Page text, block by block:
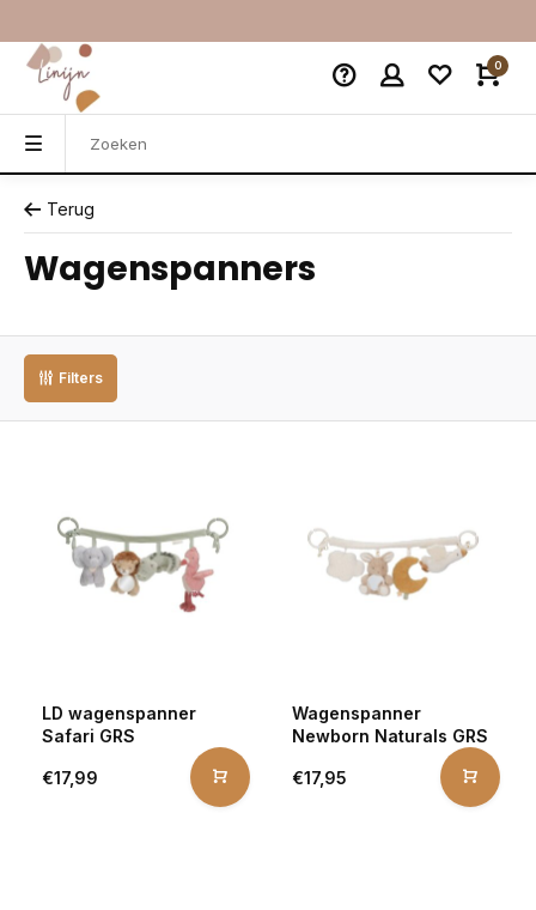
0
Terug
Wagenspanners
Filters
LD wagenspanner
Safari GRS
€17,99
Wagenspanner
Newborn Naturals GRS
€17,95